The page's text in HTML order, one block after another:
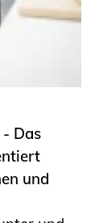
Das
und